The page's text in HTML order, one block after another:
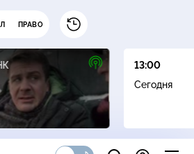
ПРАВО
16+
13:00
Сегодня